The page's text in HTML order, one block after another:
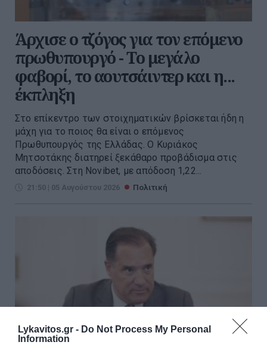
Lykavitos.gr - Do Not Process My Personal
Information
Άρχισε ο τζόγος για τον επόμενο
πρωθυπουργό - Το μεγάλο
φαβορί, το αουτσάιντερ και η...
έκπληξη
Στο επίκεντρο των στοιχηματικών βρίσκεται ήδη η
μάχη για το ποιος θα είναι ο επόμενος
Πρωθυπουργός της Ελλάδας. Ο Κυριάκος
Μητσοτάκης διατηρεί ξεκάθαρο προβάδισμα στις
αποδόσεις. Στη Novibet, με απόδοση 1,22...
21:50 | 05 Αυγούστου 2026 Πολιτική